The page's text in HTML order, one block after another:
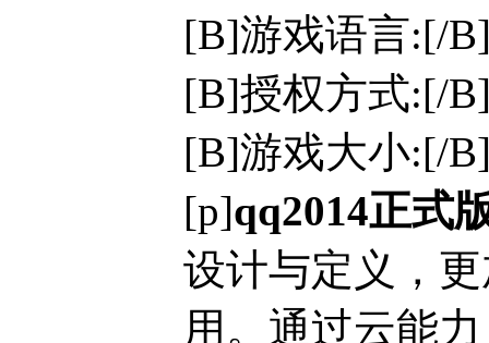
[B]游戏语言:[/
[B]授权方式:[/
[B]游戏大小:[/
[p]qq2014正式
设计与定义，
用。通过云能